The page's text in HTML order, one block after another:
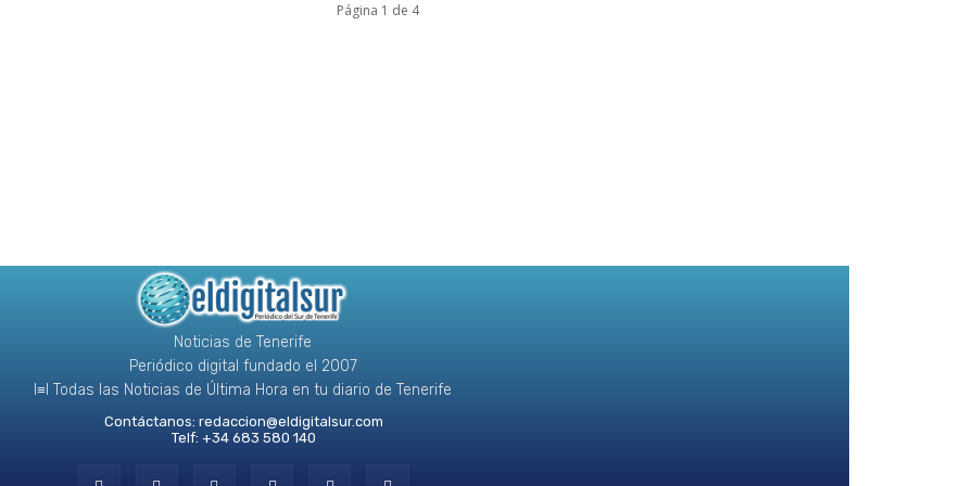
Página 1 de 4
Noticias de Tenerife
Periódico digital fundado el 2007
l≡l Todas las Noticias de Última Hora en tu diario de Tenerife
Contáctanos: redaccion@eldigitalsur.com
Telf: +34 683 580 140